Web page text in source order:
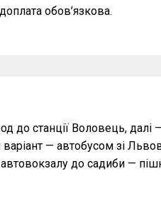
обов’язкова.
до станції Воловець, далі
варіант — автобусом зі
до садиби —